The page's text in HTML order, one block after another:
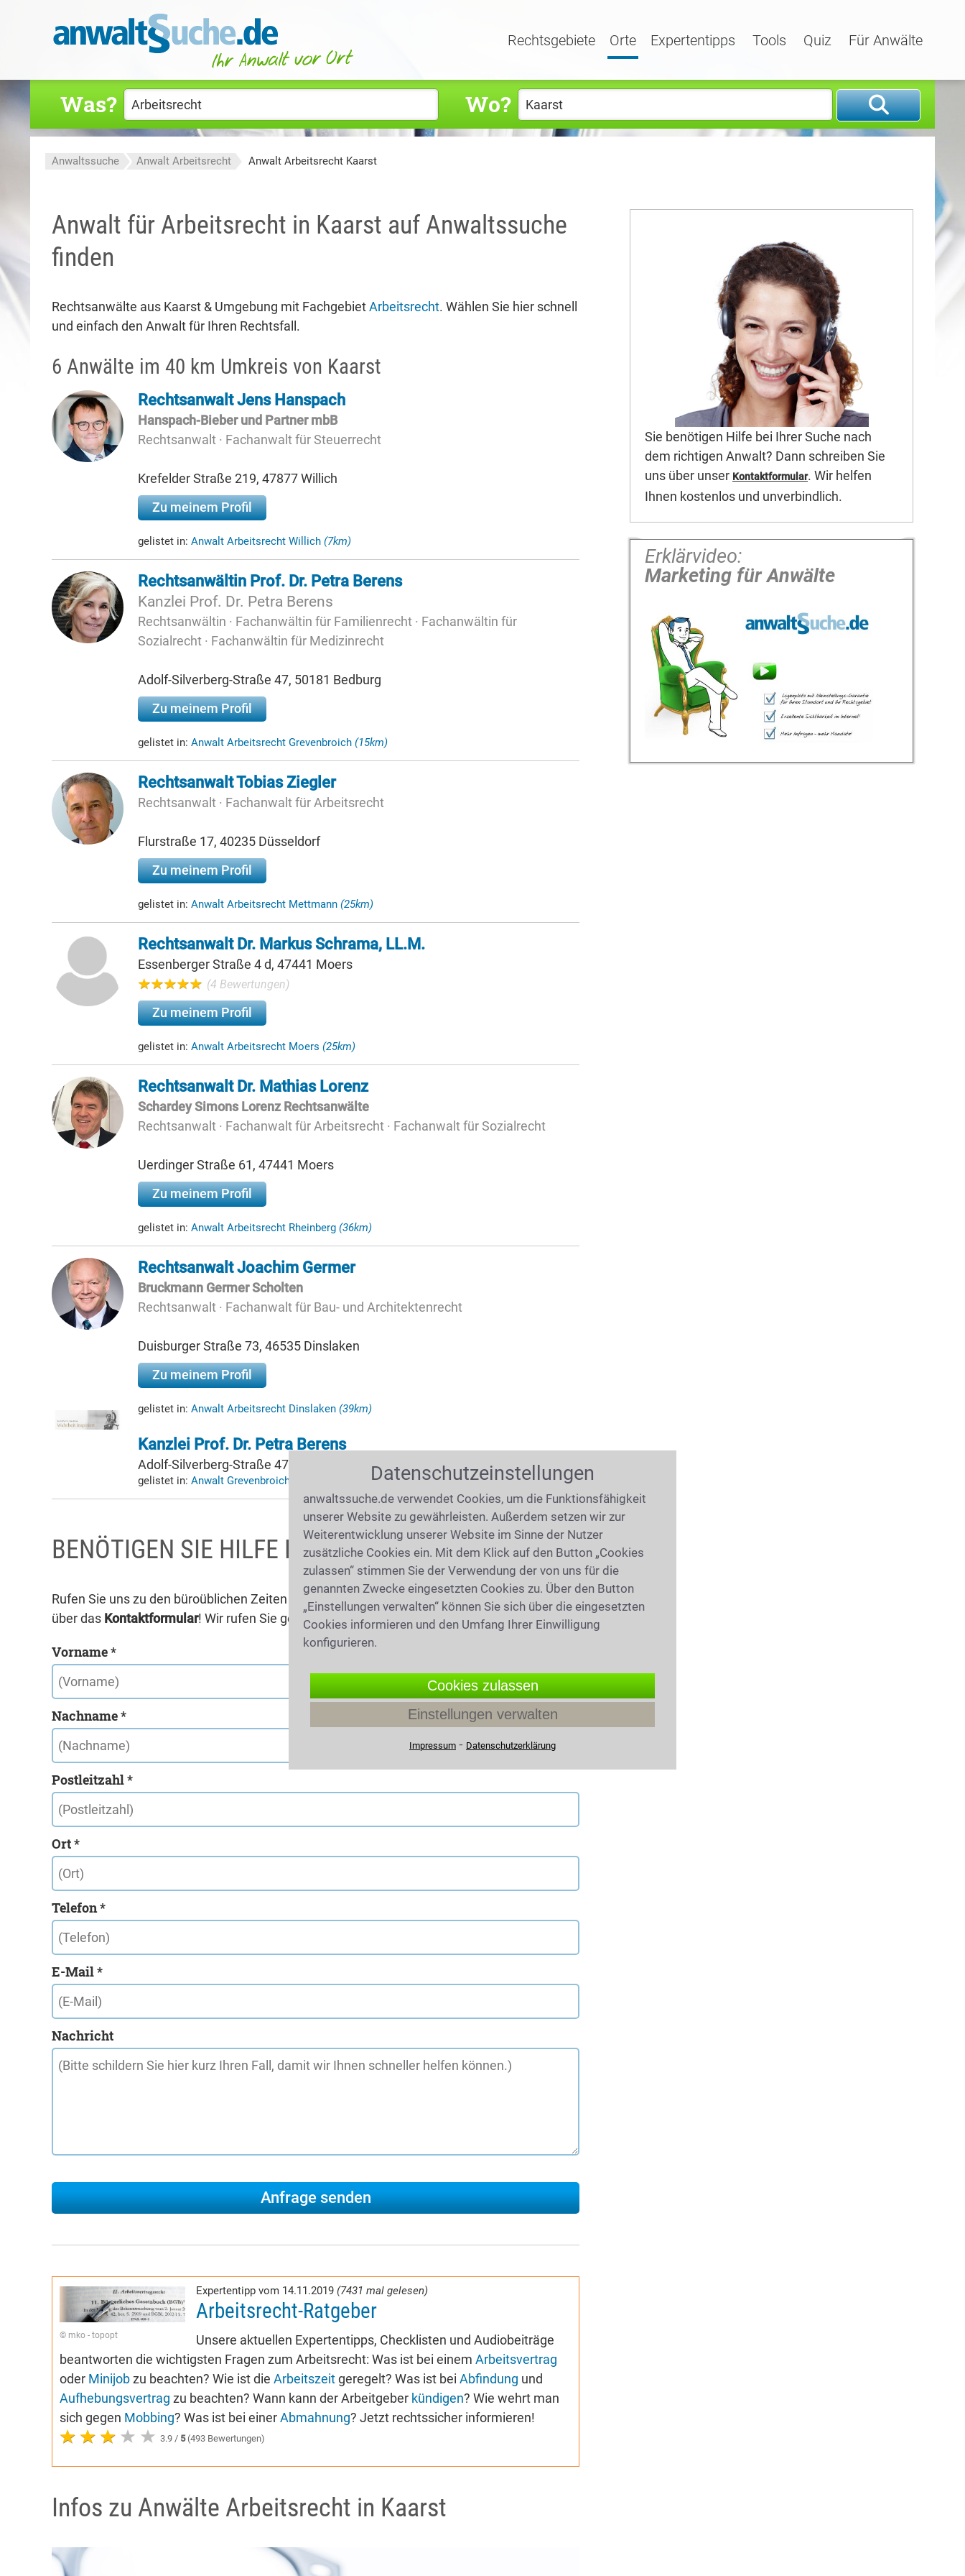
Rechtsgebiete Orte Expertentipps Tools Quiz Für Anwälte
Was? Wo?
Anwaltssuche Anwalt Arbeitsrecht Anwalt Arbeitsrecht Kaarst
Anwalt für Arbeitsrecht in Kaarst auf Anwaltssuche
finden
Rechtsanwälte aus Kaarst & Umgebung mit FachgebietArbeitsrecht. Wählen Sie hier schnell
und einfach den Anwalt für Ihren Rechtsfall.
6 Anwälte im 40 km Umkreis von Kaarst
Rechtsanwalt Jens Hanspach
Hanspach-Bieber und Partner mbB
Rechtsanwalt · Fachanwalt für Steuerrecht
Krefelder Straße 219, 47877 Willich
Zu meinem Profil
gelistet in: Anwalt Arbeitsrecht Willich (7km)
Rechtsanwältin Prof. Dr. Petra Berens
Kanzlei Prof. Dr. Petra Berens
Rechtsanwältin · Fachanwältin für Familienrecht · Fachanwältin für
Sozialrecht · Fachanwältin für Medizinrecht
Adolf-Silverberg-Straße 47, 50181 Bedburg
Zu meinem Profil
gelistet in: Anwalt Arbeitsrecht Grevenbroich (15km)
Rechtsanwalt Tobias Ziegler
Rechtsanwalt · Fachanwalt für Arbeitsrecht
Flurstraße 17, 40235 Düsseldorf
Zu meinem Profil
gelistet in: Anwalt Arbeitsrecht Mettmann (25km)
Rechtsanwalt Dr. Markus Schrama, LL.M.
Essenberger Straße 4 d, 47441 Moers
(4 Bewertungen)
Zu meinem Profil
gelistet in: Anwalt Arbeitsrecht Moers (25km)
Rechtsanwalt Dr. Mathias Lorenz
Schardey Simons Lorenz Rechtsanwälte
Rechtsanwalt · Fachanwalt für Arbeitsrecht · Fachanwalt für Sozialrecht
Uerdinger Straße 61, 47441 Moers
Zu meinem Profil
gelistet in: Anwalt Arbeitsrecht Rheinberg (36km)
Rechtsanwalt Joachim Germer
Bruckmann Germer Scholten
Rechtsanwalt · Fachanwalt für Bau- und Architektenrecht
Duisburger Straße 73, 46535 Dinslaken
Zu meinem Profil
gelistet in: Anwalt Arbeitsrecht Dinslaken (39km)
Kanzlei Prof. Dr. Petra Berens
Adolf-Silverberg-Straße 47, 50181 Bedburg
gelistet in: Anwalt Grevenbroich
BENÖTIGEN SIE HILFE BEI IHRER ANWALTSSUCHE?
Rufen Sie uns zu den büroüblichen Zeiten unter 0221 - 93 738 606an, oder schreiben Sie uns
über das Kontaktformular! Wir rufen Sie gerne zurück.
Vorname *
Nachname *
Postleitzahl *
Ort *
Telefon *
E-Mail *
Nachricht
© mko - topopt
Expertentipp vom 14.11.2019 (7431 mal gelesen)
Arbeitsrecht-Ratgeber
Unsere aktuellen Expertentipps, Checklisten und Audiobeiträge
beantworten die wichtigsten Fragen zum Arbeitsrecht: Was ist bei einem Arbeitsvertrag
oder Minijobzu beachten? Wie ist die Arbeitszeitgeregelt? Was ist bei Abfindung und
Aufhebungsvertrag zu beachten? Wann kann der Arbeitgeber kündigen? Wie wehrt man
sich gegen Mobbing? Was ist bei einerAbmahnung? Jetzt rechtssicher informieren!
3.9 / 5(493 Bewertungen)
Infos zu Anwälte Arbeitsrecht in Kaarst
Sie benötigen Hilfe bei Ihrer Suche nach
dem richtigen Anwalt? Dann schreiben Sie
uns über unser Kontaktformular. Wir helfen
Ihnen kostenlos und unverbindlich.
Erklärvideo:
Marketing für Anwälte
Datenschutzeinstellungen
anwaltssuche.de verwendet Cookies, um die Funktionsfähigkeit
unserer Website zu gewährleisten. Außerdem setzen wir zur
Weiterentwicklung unserer Website im Sinne der Nutzer
zusätzliche Cookies ein. Mit dem Klick auf den Button „Cookies
zulassen“ stimmen Sie der Verwendung der von uns für die
genannten Zwecke eingesetzten Cookies zu. Über den Button
„Einstellungen verwalten“ können Sie sich über die eingesetzten
Cookies informieren und den Umfang Ihrer Einwilligung
konfigurieren.
Cookies zulassen
Einstellungen verwalten
Impressum ⁃ Datenschutzerklärung